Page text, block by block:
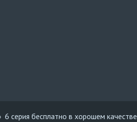
6 серия бесплатно в хорошем качестве